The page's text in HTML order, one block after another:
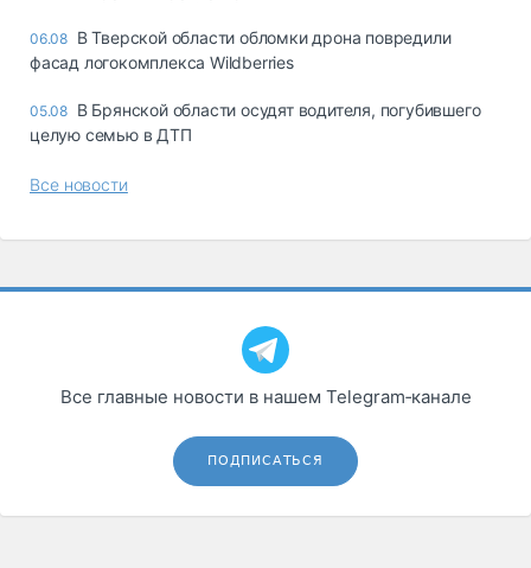
06.08 В Тверской области обломки дрона повредили
фасад логокомплекса Wildberries
05.08 В Брянской области осудят водителя, погубившего
целую семью в ДТП
Все новости
Все главные новости в нашем Telegram‑канале
ПОДПИСАТЬСЯ